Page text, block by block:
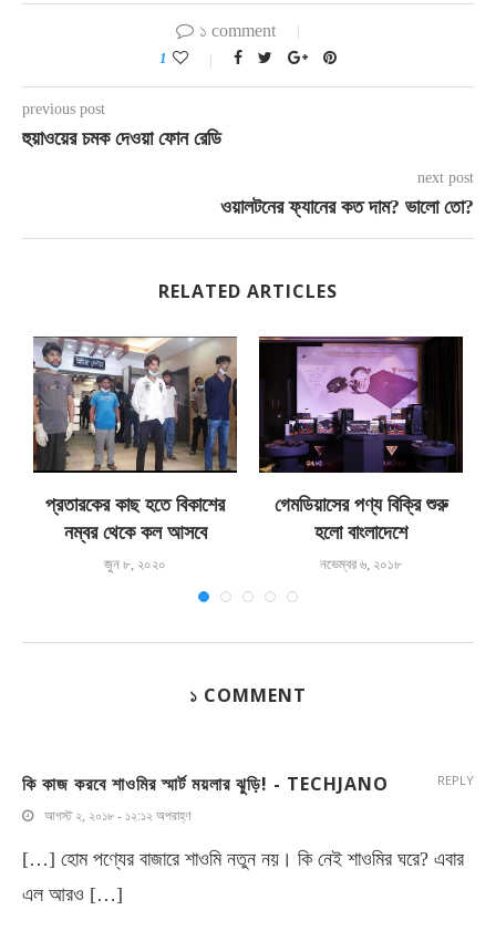
১ comment
1
previous post
হুয়াওয়ের চমক দেওয়া ফোন রেডি
next post
ওয়ালটনের ফ্যানের কত দাম? ভালো তো?
RELATED ARTICLES
প্রতারকের কাছ হতে বিকাশের
নম্বর থেকে কল আসবে
জুন ৮, ২০২০
গেমডিয়াসের পণ্য বিক্রি শুরু
হলো বাংলাদেশে
নভেম্বর ৬, ২০১৮
১ COMMENT
কি কাজ করবে শাওমির স্মার্ট ময়লার ঝুড়ি! - TECHJANO
আগস্ট ২, ২০১৮ - ১২:১২ অপরাহ্ণ
[…] হোম পণ্যের বাজারে শাওমি নতুন নয়। কি নেই শাওমির ঘরে? এবার
এল আরও […]
REPLY